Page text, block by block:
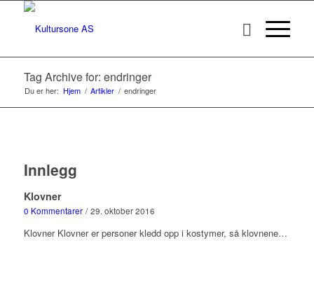
Tag Archive for: endringer
Du er her: Hjem / Artikler / endringer
Innlegg
Klovner
0 Kommentarer / 29. oktober 2016
Klovner Klovner er personer kledd opp i kostymer, så klovnene…